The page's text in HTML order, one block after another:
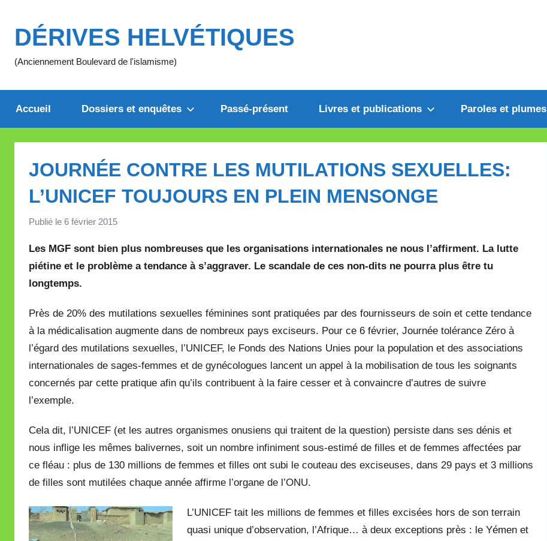
contenu
DÉRIVES HELVÉTIQUES
(Anciennement Boulevard de l'islamisme)
Accueil Dossiers et enquêtes Passé-présent Livres et publications Paroles et plumes
JOURNÉE CONTRE LES MUTILATIONS SEXUELLES:
L’UNICEF TOUJOURS EN PLEIN MENSONGE
Publié le 6 février 2015
r
M
e
i
l
l
t
t
Les MGF sont bien plus nombreuses que les organisations internationales ne nous l’affirment. La lutte
piétine et le problème a tendance à s’aggraver. Le scandale de ces non-dits ne pourra plus être tu
longtemps.
Près de 20% des mutilations sexuelles féminines sont pratiquées par des fournisseurs de soin et cette tendance
à la médicalisation augmente dans de nombreux pays exciseurs. Pour ce 6 février, Journée tolérance Zéro à
l’égard des mutilations sexuelles, l’UNICEF, le Fonds des Nations Unies pour la population et des associations
internationales de sages-femmes et de gynécologues lancent un appel à la mobilisation de tous les soignants
concernés par cette pratique afin qu’ils contribuent à la faire cesser et à convaincre d’autres de suivre
l’exemple.
Cela dit, l’UNICEF (et les autres organismes onusiens qui traitent de la question) persiste dans ses dénis et
nous inflige les mêmes balivernes, soit un nombre infiniment sous-estimé de filles et de femmes affectées par
ce fléau : plus de 130 millions de femmes et filles ont subi le couteau des exciseuses, dans 29 pays et 3 millions
de filles sont mutilées chaque année affirme l’organe de l’ONU.
L’UNICEF tait les millions de femmes et filles excisées hors de son terrain
quasi unique d’observation, l’Afrique… à deux exceptions près : le Yémen et